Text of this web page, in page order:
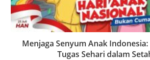
Menjaga Senyum Anak
Tugas Sehari dalam